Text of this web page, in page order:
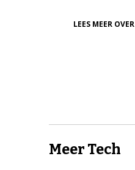
LEES MEER OVER
Meer Tech